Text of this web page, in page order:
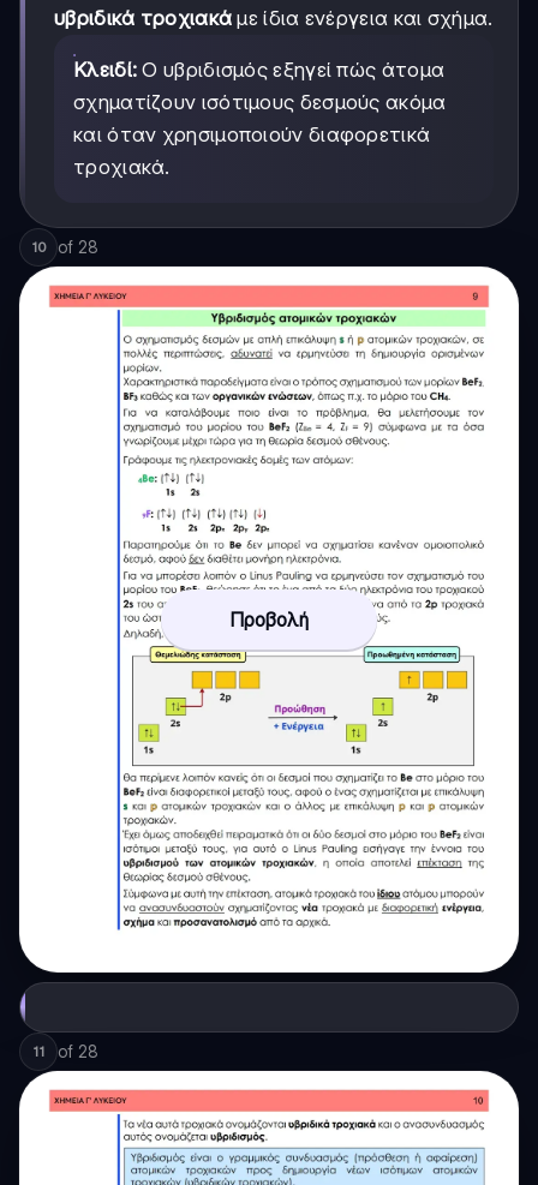
υβριδικά τροχιακά με ίδια ενέργεια και σχήμα.
Κλειδί: Ο υβριδισμός εξηγεί πώς άτομα
σχηματίζουν ισότιμους δεσμούς ακόμα
και όταν χρησιμοποιούν διαφορετικά
τροχιακά.
10 of 28
Προβολή
11 of 28